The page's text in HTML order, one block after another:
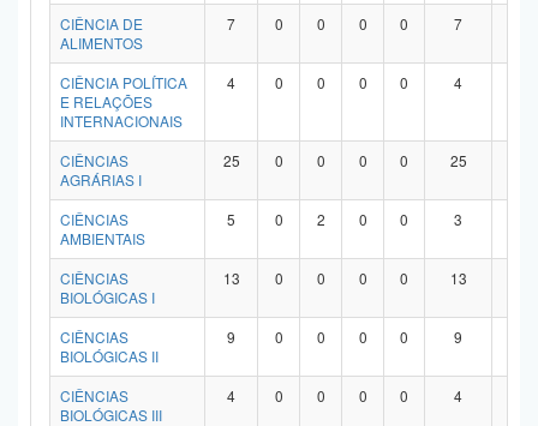
CIÊNCIA DE
ALIMENTOS
7 0 0 0 0 7
CIÊNCIA POLÍTICA
E RELAÇÕES
INTERNACIONAIS
4 0 0 0 0 4
CIÊNCIAS
AGRÁRIAS I
25 0 0 0 0 25
CIÊNCIAS
AMBIENTAIS
5 0 2 0 0 3
CIÊNCIAS
BIOLÓGICAS I
13 0 0 0 0 13
CIÊNCIAS
BIOLÓGICAS II
9 0 0 0 0 9
CIÊNCIAS
BIOLÓGICAS III
4 0 0 0 0 4